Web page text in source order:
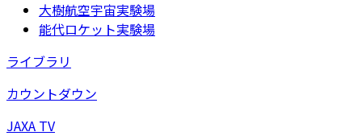
大樹航空宇宙実験場
能代ロケット実験場
ライブラリ
カウントダウン
JAXA TV